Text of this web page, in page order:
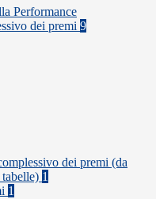
Performance
dei premi 9
dei premi (da
1
1